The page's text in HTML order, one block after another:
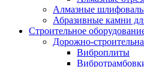
Алмазные
Абразивные камни
Строительное
Дорожно-
Виброплиты